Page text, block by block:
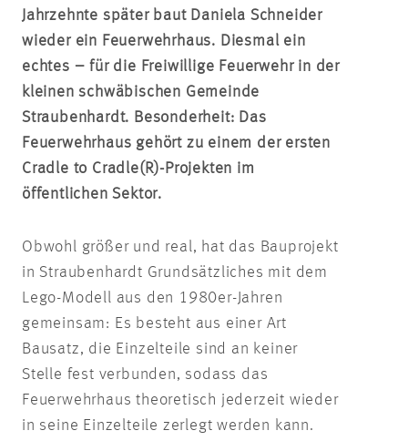
Jahrzehnte später baut Daniela Schneider
wieder ein Feuerwehrhaus. Diesmal ein
echtes – für die Freiwillige Feuerwehr in der
kleinen schwäbischen Gemeinde
Straubenhardt. Besonderheit: Das
Feuerwehrhaus gehört zu einem der ersten
Cradle to Cradle(R)-Projekten im
öffentlichen Sektor.
Obwohl größer und real, hat das Bauprojekt
in Straubenhardt Grundsätzliches mit dem
Lego-Modell aus den 1980er-Jahren
gemeinsam: Es besteht aus einer Art
Bausatz, die Einzelteile sind an keiner
Stelle fest verbunden, sodass das
Feuerwehrhaus theoretisch jederzeit wieder
in seine Einzelteile zerlegt werden kann.